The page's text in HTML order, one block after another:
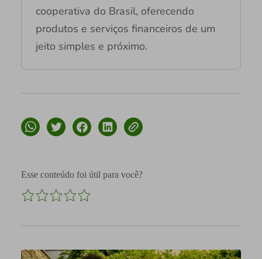
cooperativa do Brasil, oferecendo
produtos e serviços financeiros de um
jeito simples e próximo.
Esse conteúdo foi útil para você?